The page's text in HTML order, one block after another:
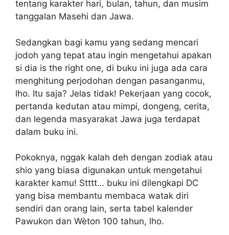
tentang karakter hari, bulan, tahun, dan musim
tanggalan Masehi dan Jawa.
Sedangkan bagi kamu yang sedang mencari
jodoh yang tepat atau ingin mengetahui apakan
si dia is the right one, di buku ini juga ada cara
menghitung perjodohan dengan pasanganmu,
lho. Itu saja? Jelas tidak! Pekerjaan yang cocok,
pertanda kedutan atau mimpi, dongeng, cerita,
dan legenda masyarakat Jawa juga terdapat
dalam buku ini.
Pokoknya, nggak kalah deh dengan zodiak atau
shio yang biasa digunakan untuk mengetahui
karakter kamu! Stttt… buku ini dilengkapi DC
yang bisa membantu membaca watak diri
sendiri dan orang lain, serta tabel kalender
Pawukon dan Wèton 100 tahun, lho.